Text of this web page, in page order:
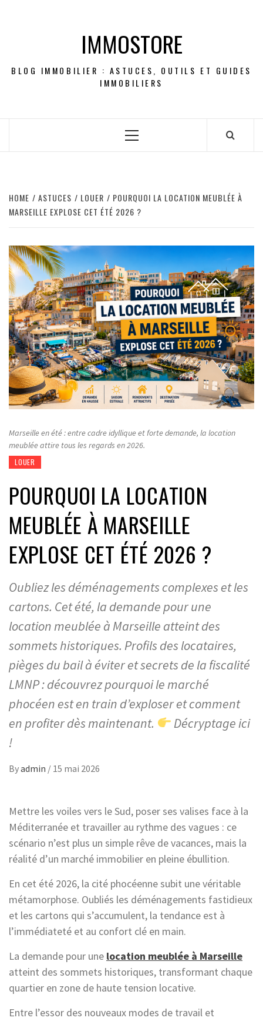
IMMOSTORE
BLOG IMMOBILIER : ASTUCES, OUTILS ET GUIDES
IMMOBILIERS
Primary
HOME ASTUCES LOUER
POURQUOI LA LOCATION MEUBLÉE À
MARSEILLE EXPLOSE CET ÉTÉ 2026 ?
Marseille en été : entre cadre idyllique et forte demande, la location
meublée attire tous les regards en 2026.
LOUER
POURQUOI LA LOCATION
MEUBLÉE À MARSEILLE
EXPLOSE CET ÉTÉ 2026 ?
Oubliez les déménagements complexes et les
cartons. Cet été, la demande pour une
location meublée à Marseille atteint des
sommets historiques. Profils des locataires,
pièges du bail à éviter et secrets de la fiscalité
LMNP : découvrez pourquoi le marché
phocéen est en train d’exploser et comment
en profiter dès maintenant.
Décryptage ici
!
Byadmin / 15 mai 2026
Mettre les voiles vers le Sud, poser ses valises face à la
Méditerranée et travailler au rythme des vagues : ce
scénario n’est plus un simple rêve de vacances, mais la
réalité d’un marché immobilier en pleine ébullition.
En cet été 2026, la cité phocéenne subit une véritable
métamorphose. Oubliés les déménagements fastidieux
et les cartons qui s’accumulent, la tendance est à
l’immédiateté et au confort clé en main.
La demande pour une location meublée à Marseille
atteint des sommets historiques, transformant chaque
quartier en zone de haute tension locative.
Entre l’essor des nouveaux modes de travail et